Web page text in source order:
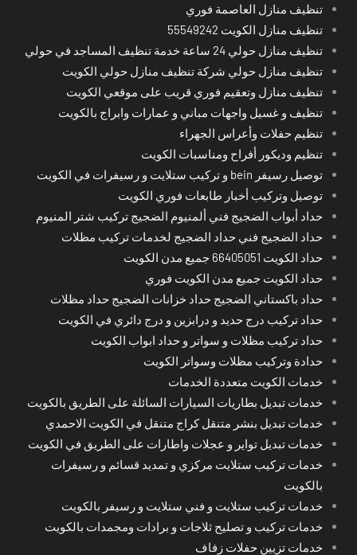
تنظيف منازل العاصمة فوري
تنظيف منازل الكويت 55549242
تنظيف منازل حولي 24 ساعة خدمة تنظيف المساجد في حولي
تنظيف منازل حولي شركة تنظيف منازل حولي الكويت
تنظيف منازل وتعقيم فوري قريب على موقعي الكويت
تنظيف و غسيل واجهات مباني و عمارات وابراج بالكويت
تنظيم حفلات وأعراس الجهراء
تنظيم وديكور أفراح ومناسبات الكويت
توصيل رسيفر bein و تركيب ستلايت و رسيفرات في الكويت
توصيل وتركيب أخبار طابعات فوري الكويت
حداد أبواب الضجيج فني ألمنيوم الضجيج تركيب شتر المنيوم
حداد الضجيج فني حداد الضجيج لخدمات تركيب مظلات
حداد الكويت 66405051 جميع مدن الكويت
حداد الكويت جميع مدن الكويت فوري
حداد باكستاني الضجيج حداد خزانات الضجيج حداد مظلات
حداد تركيب درج حديد و درابزين و درج دائري في الكويت
حداد تركيب مظلات و سواتر و حداد ابواب الكويت
حدادة وتركيب مظلات وسواتر الكويت
خدمات الكويت متعددة الخدمات
خدمات تبديل بطاريات السيارات السائلة على الطريق بالكويت
خدمات تبديل بنشر متنقل كراج متنقل في الكويت الاحمدي
خدمات تبديل تواير و عجلات واطارات على الطريق في الكويت
خدمات تركيب ستلايت مركزي و تمديد قسائم و رسيفرات
بالكويت
خدمات تركيب ستلايت و فني ستلايت و رسيفر بالكويت
خدمات تركيب و تصليح ثلاجات و برادات ومجمدات بالكويت
خدمات تزيين حفلات زفاف